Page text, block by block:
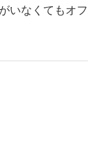
いなくてもオフ